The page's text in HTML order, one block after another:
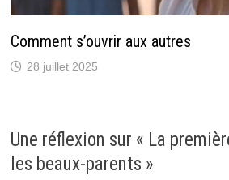
Comment s’ouvrir aux autres
28 juillet 2025
Une réflexion sur « La
les beaux-parents »